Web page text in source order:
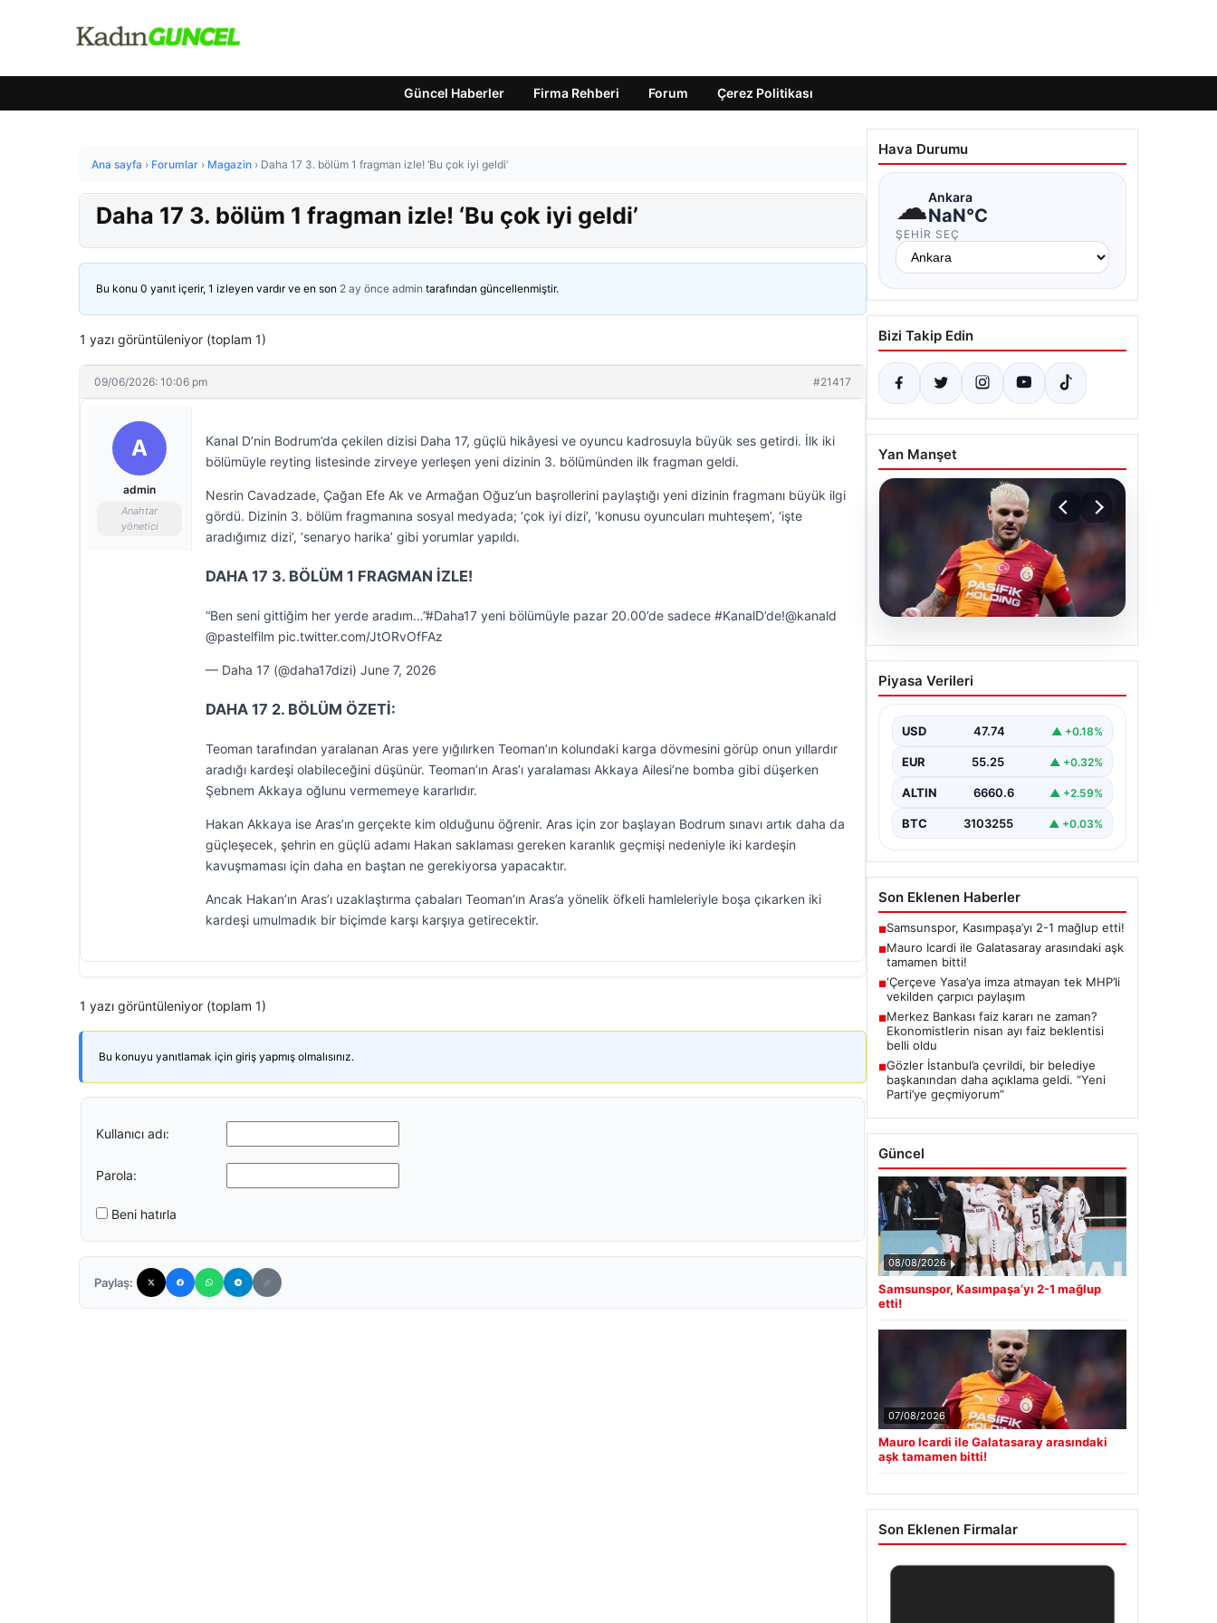
Güncel Haberler Firma Rehberi Forum Çerez Politikası
Ana sayfa › Forumlar › Magazin › Daha 17 3. bölüm 1 fragman izle! ‘Bu çok iyi geldi’
Daha 17 3. bölüm 1 fragman izle! ‘Bu çok iyi geldi’
Bu konu 0 yanıt içerir, 1 izleyen vardır ve en son 2 ay önce admin tarafından güncellenmiştir.
1 yazı görüntüleniyor (toplam 1)
09/06/2026: 10:06 pm #21417
A
admin
Anahtar
yönetici
Kanal D’nin Bodrum’da çekilen dizisi Daha 17, güçlü hikâyesi ve oyuncu kadrosuyla büyük ses getirdi. İlk iki
bölümüyle reyting listesinde zirveye yerleşen yeni dizinin 3. bölümünden ilk fragman geldi.
Nesrin Cavadzade, Çağan Efe Ak ve Armağan Oğuz’un başrollerini paylaştığı yeni dizinin fragmanı büyük ilgi
gördü. Dizinin 3. bölüm fragmanına sosyal medyada; ‘çok iyi dizi’, ‘konusu oyuncuları muhteşem’, ‘işte
aradığımız dizi’, ‘senaryo harika’ gibi yorumlar yapıldı.
DAHA 17 3. BÖLÜM 1 FRAGMAN İZLE!
“Ben seni gittiğim her yerde aradım…”#Daha17 yeni bölümüyle pazar 20.00’de sadece #KanalD’de!@kanald
@pastelfilm pic.twitter.com/JtORvOfFAz
— Daha 17 (@daha17dizi) June 7, 2026
DAHA 17 2. BÖLÜM ÖZETİ:
Teoman tarafından yaralanan Aras yere yığılırken Teoman’ın kolundaki karga dövmesini görüp onun yıllardır
aradığı kardeşi olabileceğini düşünür. Teoman’ın Aras’ı yaralaması Akkaya Ailesi’ne bomba gibi düşerken
Şebnem Akkaya oğlunu vermemeye kararlıdır.
Hakan Akkaya ise Aras’ın gerçekte kim olduğunu öğrenir. Aras için zor başlayan Bodrum sınavı artık daha da
güçleşecek, şehrin en güçlü adamı Hakan saklaması gereken karanlık geçmişi nedeniyle iki kardeşin
kavuşmaması için daha en baştan ne gerekiyorsa yapacaktır.
Ancak Hakan’ın Aras’ı uzaklaştırma çabaları Teoman’ın Aras’a yönelik öfkeli hamleleriyle boşa çıkarken iki
kardeşi umulmadık bir biçimde karşı karşıya getirecektir.
1 yazı görüntüleniyor (toplam 1)
Bu konuyu yanıtlamak için giriş yapmış olmalısınız.
Kullanıcı adı:
Parola:
Beni hatırla
Paylaş:
Hava Durumu
☁Ankara
NaN°C
ŞEHIR SEÇ
Bizi Takip Edin
Yan Manşet
07.08.2026
Mauro Icardi ile
Galatasaray arasındaki
Piyasa Verileri
USD 47.74 ▲ +0.18%
EUR 55.25 ▲ +0.32%
ALTIN 6660.6 ▲ +2.59%
BTC 3103255 ▲ +0.03%
Son Eklenen Haberler
■Samsunspor, Kasımpaşa’yı 2-1 mağlup etti!
■Mauro Icardi ile Galatasaray arasındaki aşk
tamamen bitti!
■‘Çerçeve Yasa’ya imza atmayan tek MHP’li
vekilden çarpıcı paylaşım
■Merkez Bankası faiz kararı ne zaman?
Ekonomistlerin nisan ayı faiz beklentisi
belli oldu
■Gözler İstanbul’a çevrildi, bir belediye
başkanından daha açıklama geldi. “Yeni
Parti’ye geçmiyorum”
Güncel
08/08/2026
Samsunspor, Kasımpaşa’yı 2-1 mağlup
etti!
07/08/2026
Mauro Icardi ile Galatasaray arasındaki
aşk tamamen bitti!
Son Eklenen Firmalar